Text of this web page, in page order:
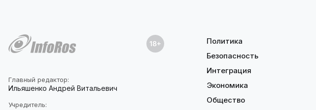
Главный редактор:
Ильяшенко Андрей Витальевич
Учредитель:
Политика
Безопасность
Интеграция
Экономика
Общество